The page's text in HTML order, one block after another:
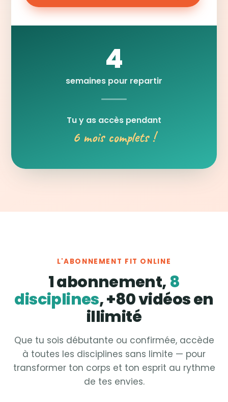
4
semaines pour repartir
Tu y as accès pendant
6 mois complets !
L'ABONNEMENT FIT ONLINE
1 abonnement, 8
disciplines, +80 vidéos en
illimité
Que tu sois débutante ou confirmée, accède
à toutes les disciplines sans limite — pour
transformer ton corps et ton esprit au rythme
de tes envies.